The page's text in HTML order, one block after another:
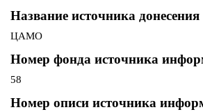
Название источника донесения
ЦАМО
Номер фонда источника
58
Номер описи источника